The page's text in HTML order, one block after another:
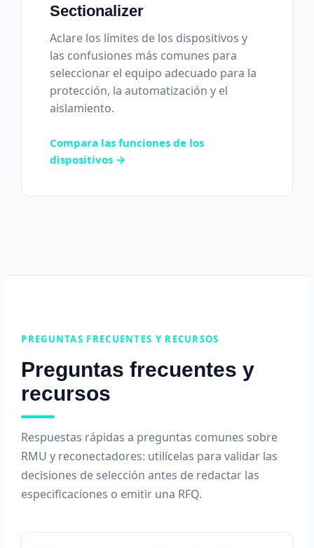
Sectionalizer
Aclare los límites de los dispositivos y
las confusiones más comunes para
seleccionar el equipo adecuado para la
protección, la automatización y el
aislamiento.
Compara las funciones de los
dispositivos →
PREGUNTAS FRECUENTES Y RECURSOS
Preguntas frecuentes y
recursos
Respuestas rápidas a preguntas comunes sobre
RMU y reconectadores: utilícelas para validar las
decisiones de selección antes de redactar las
especificaciones o emitir una RFQ.